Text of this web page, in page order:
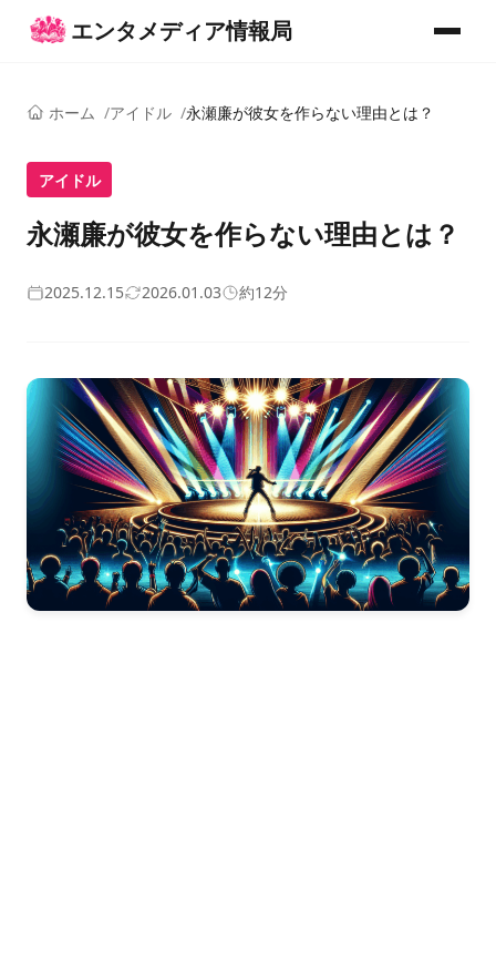
コンテンツへスキップ
エンタメディア情報局 メニュー
ホーム アイドル 永瀬廉が彼女を作らない理由とは？
アイドル
永瀬廉が彼女を作らない理由とは？
2025.12.15 2026.01.03 約12分